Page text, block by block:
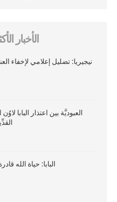
الأخبار
نيجيريا: تضليل إعلامي لإخفاء
العبوديَّة بين اعتذار البابا
البابا: حياة الله